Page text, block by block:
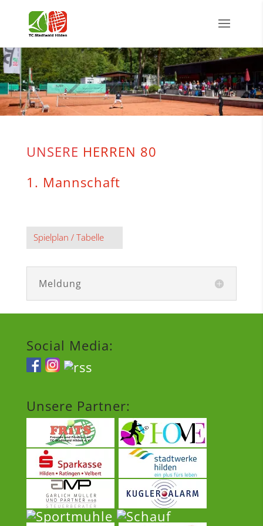
UNSERE HERREN 80
1. Mannschaft
Spielplan / Tabelle
Meldung
Social Media:
Unsere Partner: